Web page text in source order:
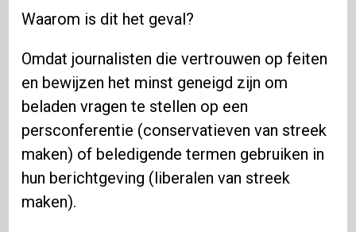
Waarom is dit het geval?
Omdat journalisten die vertrouwen op feiten
en bewijzen het minst geneigd zijn om
beladen vragen te stellen op een
persconferentie (conservatieven van streek
maken) of beledigende termen gebruiken in
hun berichtgeving (liberalen van streek
maken).